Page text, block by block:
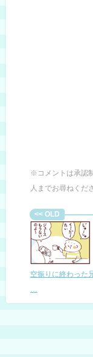
※コメントは承認
人までお尋ねくだ
空振りに終わった